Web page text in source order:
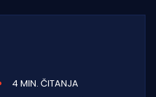
4 MIN. ČITANJA